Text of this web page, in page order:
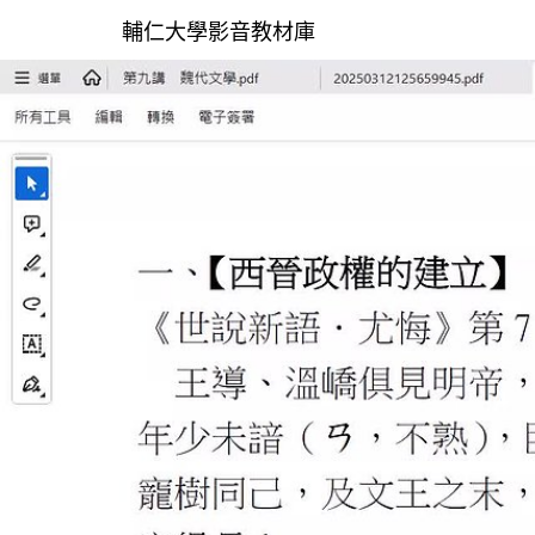
輔仁大學影音教材庫